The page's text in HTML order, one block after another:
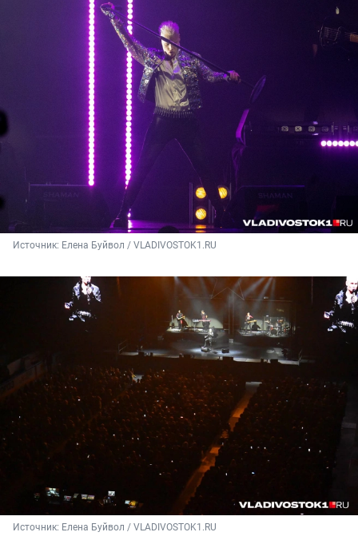
Источник: Елена Буйвол / VLADIVOSTOK1.RU
Источник: Елена Буйвол / VLADIVOSTOK1.RU